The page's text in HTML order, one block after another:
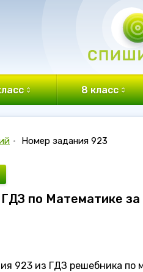
8 класс
• Номер задания 923
по Математике за
923 из ГДЗ решебника по